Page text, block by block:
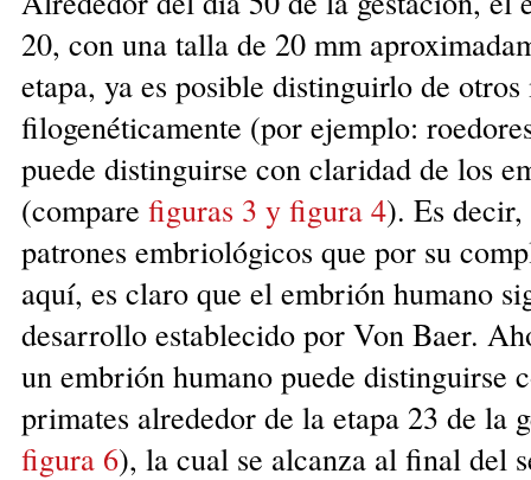
20, con una talla de 20 mm
etapa, ya es posible distinguirlo de
filogenéticamente (por ejemplo:
puede distinguirse con claridad de los
(compare figuras 3 y figura 4). Es decir,
patrones embriológicos que por su
aquí, es claro que el embrión humano
desarrollo establecido por Von Baer.
un embrión humano puede distinguirse
primates alrededor de la etapa 23 de la
figura 6), la cual se alcanza al final del